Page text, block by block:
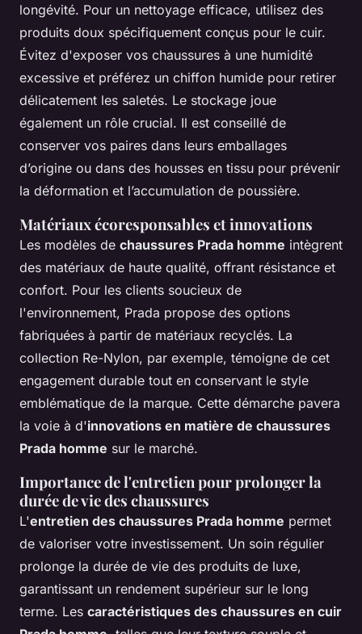
longévité. Pour un nettoyage efficace, utilisez des
produits doux spécifiquement conçus pour le cuir.
Évitez d'exposer vos chaussures à une humidité
excessive et préférez un chiffon humide pour retirer
délicatement les saletés. Le stockage joue
également un rôle crucial. Il est conseillé de
conserver vos paires dans leurs emballages
d’origine ou dans des housses en tissu pour prévenir
la déformation et l’accumulation de poussière.
Matériaux écoresponsables et innovations
Les modèles de chaussures Prada homme intègrent
des matériaux de haute qualité, offrant résistance et
confort. Pour les clients soucieux de
l'environnement, Prada propose des options
fabriquées à partir de matériaux recyclés. La
collection Re-Nylon, par exemple, témoigne de cet
engagement durable tout en conservant le style
emblématique de la marque. Cette démarche pavera
la voie à d'innovations en matière de chaussures
Prada homme sur le marché.
Importance de l'entretien pour prolonger la
durée de vie des chaussures
L'entretien des chaussures Prada homme permet
de valoriser votre investissement. Un soin régulier
prolonge la durée de vie des produits de luxe,
garantissant un rendement supérieur sur le long
terme. Les caractéristiques des chaussures en cuir